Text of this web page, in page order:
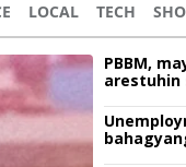
LOCAL TECH
PBBM,
arestuhin